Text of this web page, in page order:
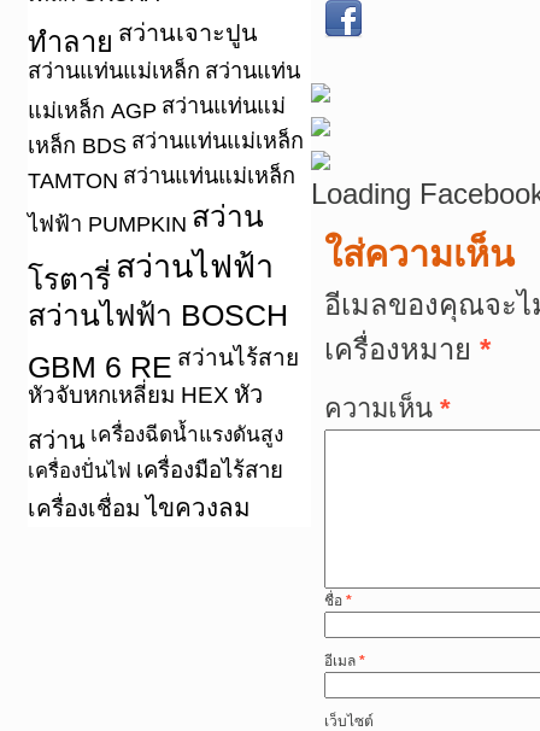
ทำลาย สว่านเจาะปูน
สว่านแท่นแม่เหล็ก สว่านแท่น
แม่เหล็ก AGP สว่านแท่นแม่
เหล็ก BDS สว่านแท่นแม่เหล็ก
TAMTON สว่านแท่นแม่เหล็ก
ไฟฟ้า PUMPKIN สว่าน
โรตารี่ สว่านไฟฟ้า
สว่านไฟฟ้า BOSCH
GBM 6 RE สว่านไร้สาย
หัวจับหกเหลี่ยม HEX หัว
สว่าน เครื่องฉีดน้ำแรงดันสูง
เครื่องปั่นไฟ เครื่องมือไร้สาย
เครื่องเชื่อม ไขควงลม
Loading
ใส่ความเห็น
อีเมลของคุณจะ
เครื่องหมาย *
ความเห็น *
ชื่อ *
อีเมล *
เว็บไซต์